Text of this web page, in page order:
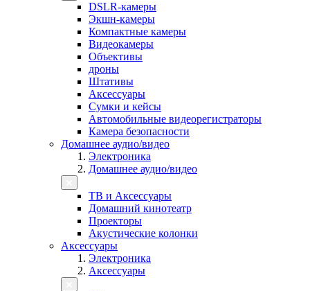
DSLR-камеры
Экшн-камеры
Компактные камеры
Видеокамеры
Объективы
дроны
Штативы
Аксессуары
Сумки и кейсы
Автомобильные видеорегистраторы
Камера безопасности
Домашнее аудио/видео
Электроника
Домашнее аудио/видео
ТВ и Аксессуары
Домашний кинотеатр
Проекторы
Акустические колонки
Аксессуары
Электроника
Аксессуары